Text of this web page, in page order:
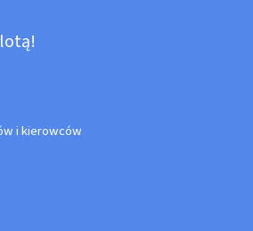
i kierowców